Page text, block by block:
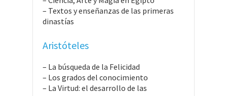
– Textos y enseñanzas de las primeras
dinastías
Aristóteles
– La búsqueda de la Felicidad
– Los grados del conocimiento
– La Virtud: el desarrollo de las